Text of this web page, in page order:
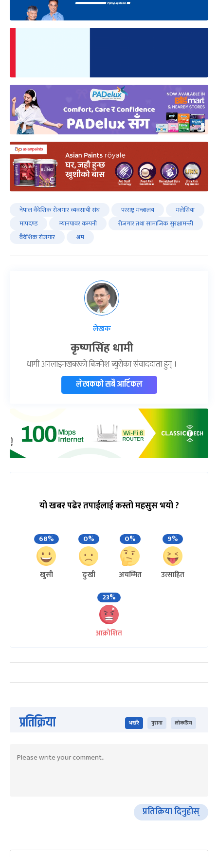
नेपाल वैदेशिक रोजगार व्यवसायी संघ परराष्ट्र मन्त्रालय
मलेसिया
मापदण्ड
म्यानपावर कम्पनी
रोजगार तथा सामाजिक सुरक्षामन्त्री
वैदेशिक रोजगार
श्रम
लेखक
कृष्णसिंह धामी
धामी अनलाइनखबरको बिजनेश ब्युरोका संवाददाता हुन् ।
लेखकको सबै आर्टिकल
यो खबर पढेर तपाईलाई कस्तो महसुस भयो ?
68%
खुसी
0%
दुःखी
0%
अचम्मित
9%
उत्साहित
23%
आक्रोशित
प्रतिक्रिया भर्खरै पुराना लोकप्रिय
प्रतिक्रिया दिनुहोस्